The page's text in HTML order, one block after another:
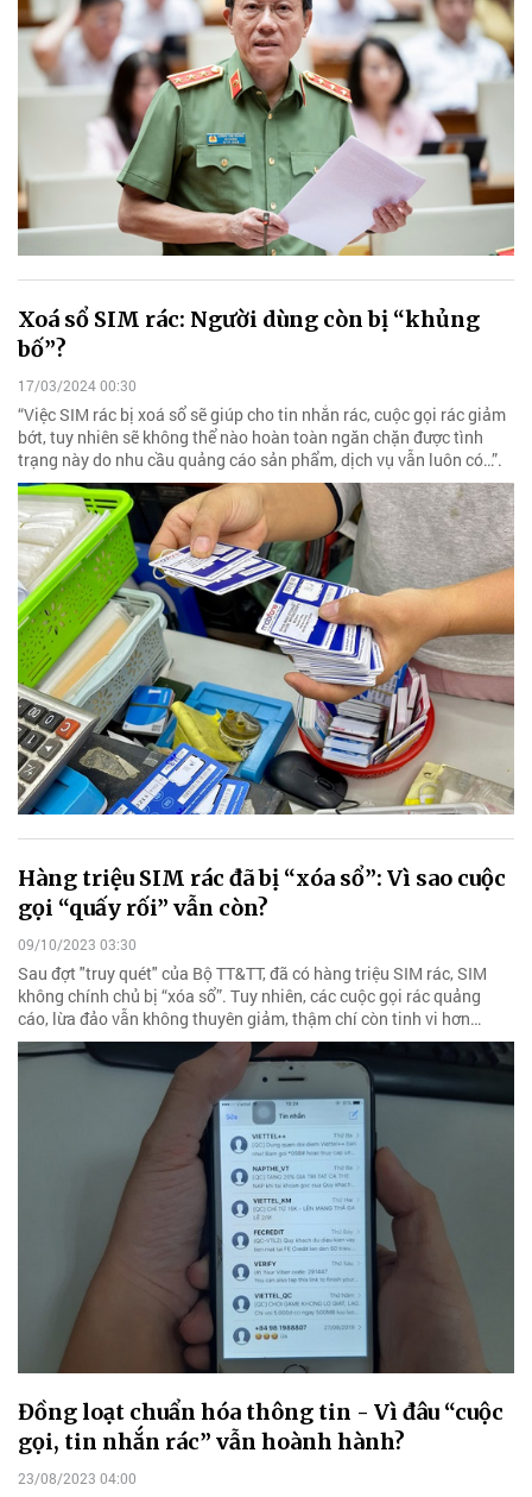
Xoá sổ SIM rác: Người dùng còn bị “khủng
bố”?
17/03/2024 00:30
“Việc SIM rác bị xoá sổ sẽ giúp cho tin nhắn rác, cuộc gọi rác giảm
bớt, tuy nhiên sẽ không thể nào hoàn toàn ngăn chặn được tình
trạng này do nhu cầu quảng cáo sản phẩm, dịch vụ vẫn luôn có…”.
Hàng triệu SIM rác đã bị “xóa sổ”: Vì sao cuộc
gọi “quấy rối” vẫn còn?
09/10/2023 03:30
Sau đợt "truy quét" của Bộ TT&TT, đã có hàng triệu SIM rác, SIM
không chính chủ bị “xóa sổ”. Tuy nhiên, các cuộc gọi rác quảng
cáo, lừa đảo vẫn không thuyên giảm, thậm chí còn tinh vi hơn…
Đồng loạt chuẩn hóa thông tin - Vì đâu “cuộc
gọi, tin nhắn rác” vẫn hoành hành?
23/08/2023 04:00